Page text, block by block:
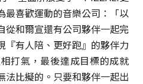
最喜歡運動的音樂公司：「以
從和爾宣還有公司夥伴一起完
『有人陪、更好跑』的夥伴力
打氣，最後達成目標的成就
法比擬的。只要和夥伴一起出